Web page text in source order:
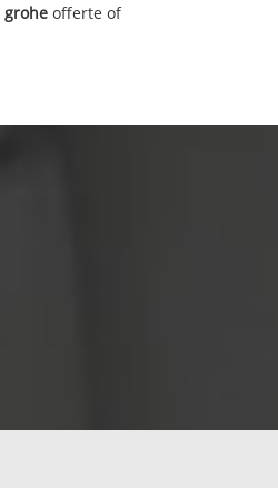
grohe offerte of